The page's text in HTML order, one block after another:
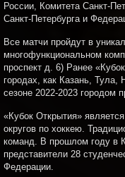
России, Комитета Санкт-
Санкт-Петербурга и
Все матчи пройдут в
многофункциональном
проспект д. 6) Ранее
городах, как Казань, Тула,
сезоне 2022-2023 городом
«Кубок Открытия»
округов по хоккею.
команд. В прошлом году в
представители 28
Федерации.